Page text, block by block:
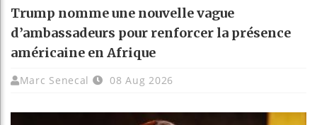
Trump nomme une nouvelle vague
d’ambassadeurs pour renforcer la présence
américaine en Afrique
Marc Senecal 08 Aug 2026